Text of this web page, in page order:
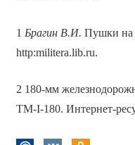
1 Брагин В.И. Пушки на
http:militera.lib.ru.
2 180-мм
ТМ-I-180. Интернет-